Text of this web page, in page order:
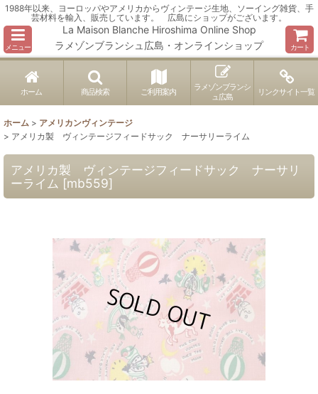
1988年以来、ヨーロッパやアメリカからヴィンテージ生地、ソーイング雑貨、手
芸材料を輸入、販売しています。 広島にショップがございます。
メニュー
La Maison Blanche Hiroshima Online Shop
ラメゾンブランシュ広島・オンラインショップ
カート
ホーム 商品検索 ご利用案内
ラメゾンブランシ
ュ広島
リンクサイト一覧
ホーム > アメリカンヴィンテージ
> アメリカ製 ヴィンテージフィードサック ナーサリーライム
アメリカ製 ヴィンテージフィードサック ナーサリ
ーライム [mb559]